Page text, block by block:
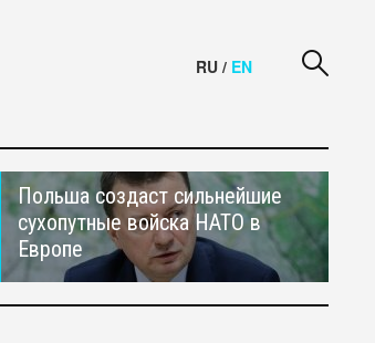
RU / EN
Польша создаст сильнейшие
сухопутные войска НАТО в
Европе